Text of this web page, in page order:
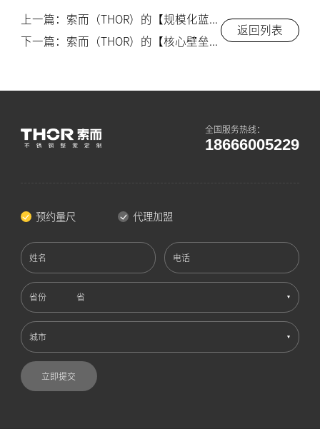
返回列表
全国服务热线：
18666005229
预约量尺 代理加盟
姓名 电话
省份
城市
立即提交